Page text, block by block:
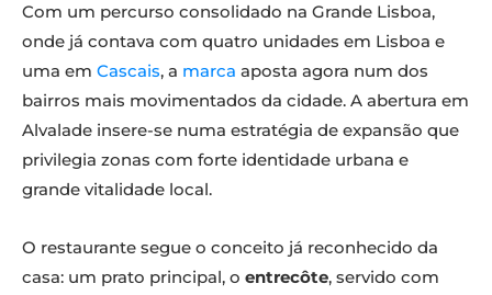
Com um percurso consolidado na Grande Lisboa,
onde já contava com quatro unidades em Lisboa e
uma em Cascais, a marca aposta agora num dos
bairros mais movimentados da cidade. A abertura em
Alvalade insere-se numa estratégia de expansão que
privilegia zonas com forte identidade urbana e
grande vitalidade local.
O restaurante segue o conceito já reconhecido da
casa: um prato principal, o entrecôte, servido com